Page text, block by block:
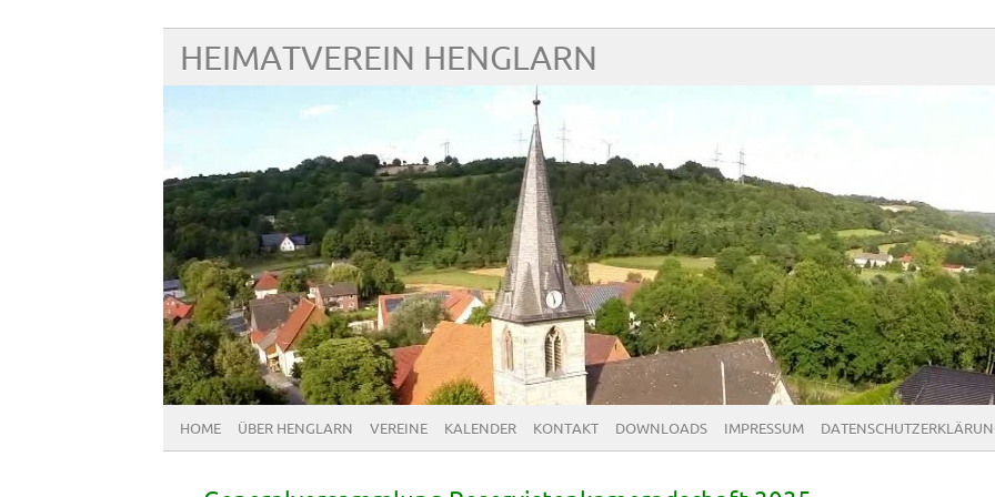
HEIMATVEREIN HENGLARN
HOME ÜBER HENGLARN VEREINE KALENDER KONTAKT DOWNLOADS IMPRESSUM